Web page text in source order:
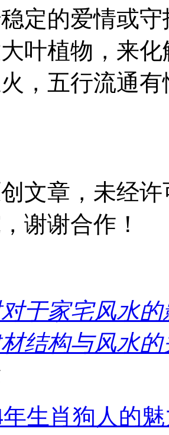
定的爱情或
叶植物，来
，五行流通
文章，未经
谢谢合作！
于家宅风水的
结构与风水的
年生肖狗人的